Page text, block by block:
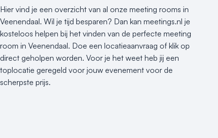
Theater
Varende locatie
Hier vind je een overzicht van al onze meeting rooms in
Veenendaal. Wil je tijd besparen? Dan kan meetings.nl je
kosteloos helpen bij het vinden van de perfecte meeting
room in Veenendaal. Doe een locatieaanvraag of klik op
direct geholpen worden. Voor je het weet heb jij een
toplocatie geregeld voor jouw evenement voor de
scherpste prijs.